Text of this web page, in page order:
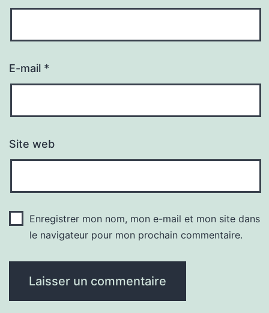
E-mail *
Site web
Enregistrer mon nom, mon e-mail et mon site dans
le navigateur pour mon prochain commentaire.